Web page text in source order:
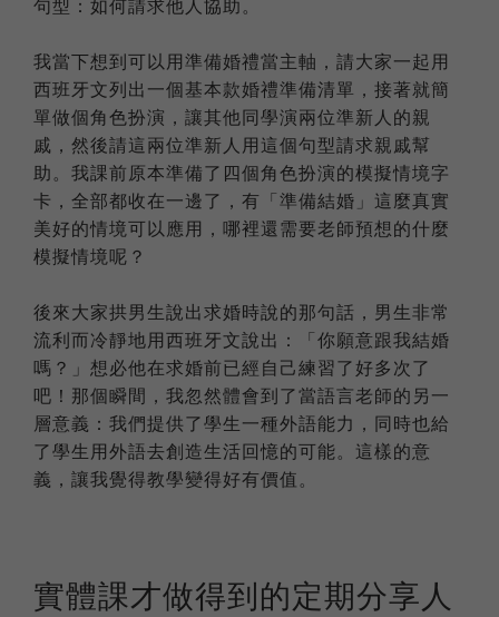
句型：如何請求他人協助。
我當下想到可以用準備婚禮當主軸，請大家一起用
西班牙文列出一個基本款婚禮準備清單，接著就簡
單做個角色扮演，讓其他同學演兩位準新人的親
戚，然後請這兩位準新人用這個句型請求親戚幫
助。我課前原本準備了四個角色扮演的模擬情境字
卡，全部都收在一邊了，有「準備結婚」這麼真實
美好的情境可以應用，哪裡還需要老師預想的什麼
模擬情境呢？
後來大家拱男生說出求婚時說的那句話，男生非常
流利而冷靜地用西班牙文說出：「你願意跟我結婚
嗎？」想必他在求婚前已經自己練習了好多次了
吧！那個瞬間，我忽然體會到了當語言老師的另一
層意義：我們提供了學生一種外語能力，同時也給
了學生用外語去創造生活回憶的可能。這樣的意
義，讓我覺得教學變得好有價值。
實體課才做得到的定期分享人